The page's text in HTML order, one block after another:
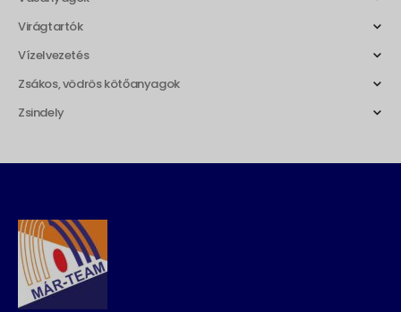
Virágtartók
Vízelvezetés
Zsákos, vödrös kötőanyagok
Zsindely